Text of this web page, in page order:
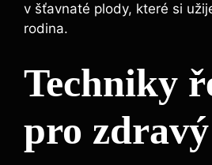
v šťavnaté plody, které si
rodina.
Techniky
pro